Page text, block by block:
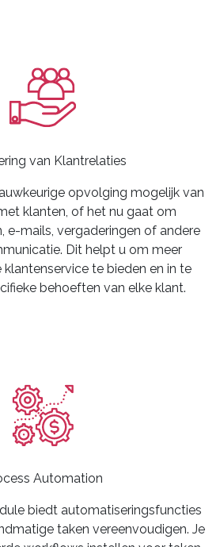
van Klantrelaties
opvolging mogelijk van
klanten, of het nu gaat om
e-mails, vergaderingen of andere
Dit helpt u om meer
te bieden en in te
behoeften van elke klant.
Automation
biedt automatiseringsfuncties
taken vereenvoudigen. Je